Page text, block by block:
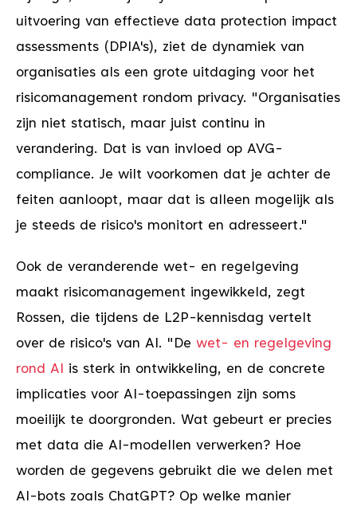
uitvoering van effectieve data protection impact
assessments (DPIA's), ziet de dynamiek van
organisaties als een grote uitdaging voor het
risicomanagement rondom privacy. "Organisaties
zijn niet statisch, maar juist continu in
verandering. Dat is van invloed op AVG-
compliance. Je wilt voorkomen dat je achter de
feiten aanloopt, maar dat is alleen mogelijk als
je steeds de risico's monitort en adresseert."
Ook de veranderende wet- en regelgeving
maakt risicomanagement ingewikkeld, zegt
Rossen, die tijdens de L2P-kennisdag vertelt
over de risico's van AI. "De wet- en regelgeving
rond AI is sterk in ontwikkeling, en de concrete
implicaties voor AI-toepassingen zijn soms
moeilijk te doorgronden. Wat gebeurt er precies
met data die AI-modellen verwerken? Hoe
worden de gegevens gebruikt die we delen met
AI-bots zoals ChatGPT? Op welke manier